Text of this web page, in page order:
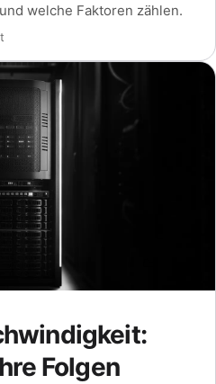
welche Faktoren zählen.
Folgen